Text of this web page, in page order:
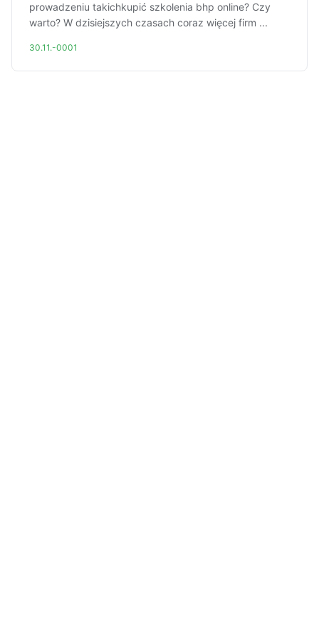
prowadzeniu takichkupić szkolenia bhp online? Czy
warto? W dzisiejszych czasach coraz więcej firm ...
30.11.-0001